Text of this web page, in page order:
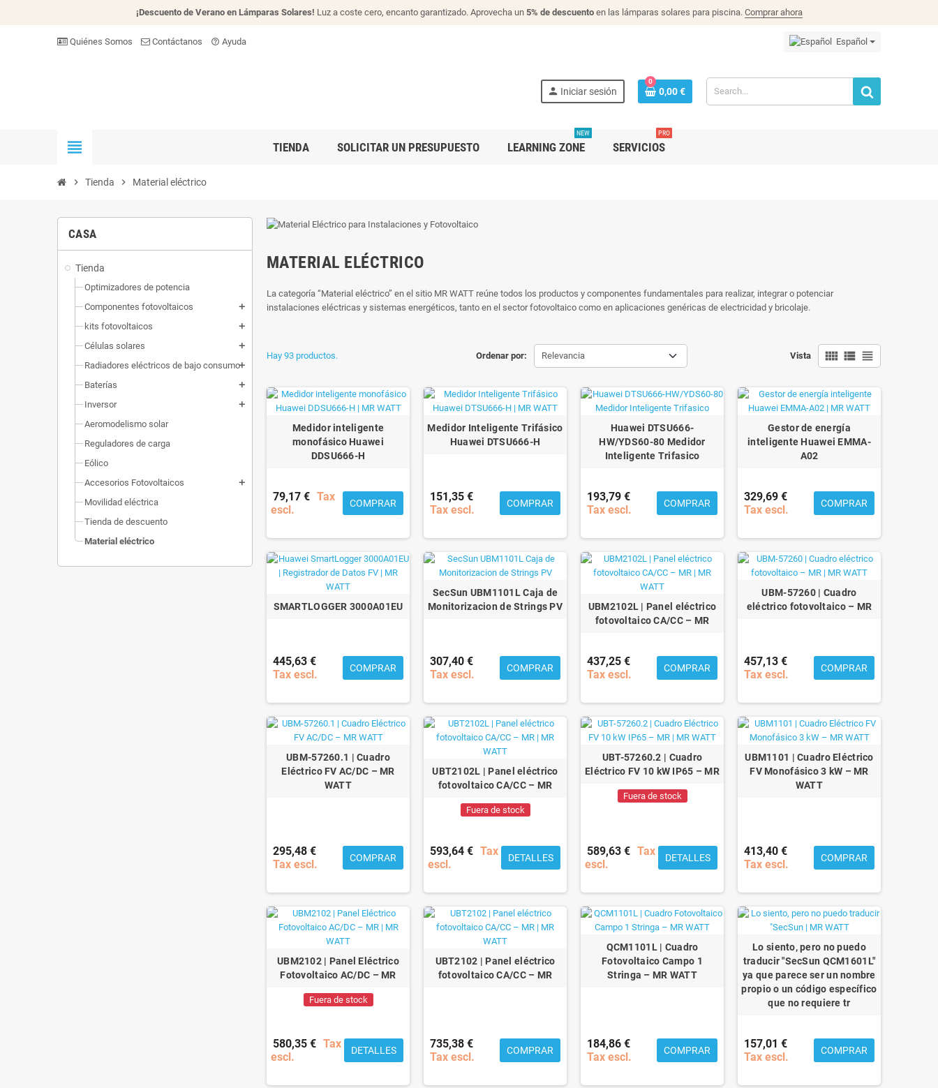
¡Descuento de Verano en Lámparas Solares! Luz a coste cero, encanto garantizado. Aprovecha un 5% de descuentoen las lámparas solares para piscina. Comprar ahora
Quiénes Somos Contáctanos help_outline Ayuda Español
person Iniciar sesión
0
0,00 €
view_headline TIENDA SOLICITAR UN PRESUPUESTO LEARNING ZONE
NEW
SERVICIOS
PRO
chevron_right Tienda chevron_right Material eléctrico
CASA
Tienda
Optimizadores de potencia
Componentes fotovoltaicos
add
kits fotovoltaicos add
Células solares add
Radiadores eléctricos de bajo consumoadd
Baterías add
Inversor add
Aeromodelismo solar
Reguladores de carga
Eólico
Accesorios Fotovoltaicos
add
Movilidad eléctrica
Tienda de descuento
Material eléctrico
MATERIAL ELÉCTRICO
La categoría “Material eléctrico” en el sitio MR WATT reúne todos los productos y componentes fundamentales para realizar, integrar o potenciar
instalaciones eléctricas y sistemas energéticos, tanto en el sector fotovoltaico como en aplicaciones genéricas de electricidad y bricolaje.
Ordenar por: Relevancia Vista view_comfy view_list view_headline
Hay 93 productos.
Medidor inteligente
monofásico Huawei
DDSU666-H
79,17 € Tax
escl.
COMPRAR
Medidor Inteligente Trifásico
Huawei DTSU666-H
151,35 €
Tax escl.
COMPRAR
Huawei DTSU666-
HW/YDS60-80 Medidor
Inteligente Trifasico
193,79 €
Tax escl.
COMPRAR
Gestor de energía
inteligente Huawei EMMA-
A02
329,69 €
Tax escl.
COMPRAR
SMARTLOGGER 3000A01EU
445,63 €
Tax escl.
COMPRAR
SecSun UBM1101L Caja de
Monitorizacion de Strings PV
307,40 €
Tax escl.
COMPRAR
UBM2102L | Panel eléctrico
fotovoltaico CA/CC – MR
437,25 €
Tax escl.
COMPRAR
UBM-57260 | Cuadro
eléctrico fotovoltaico – MR
457,13 €
Tax escl.
COMPRAR
UBM-57260.1 | Cuadro
Eléctrico FV AC/DC – MR
WATT
295,48 €
Tax escl.
COMPRAR
UBT2102L | Panel eléctrico
fotovoltaico CA/CC – MR
Fuera de stock
593,64 € Tax
escl.
DETALLES
UBT-57260.2 | Cuadro
Eléctrico FV 10 kW IP65 – MR
Fuera de stock
589,63 € Tax
escl.
DETALLES
UBM1101 | Cuadro Eléctrico
FV Monofásico 3 kW – MR
WATT
413,40 €
Tax escl.
COMPRAR
UBM2102 | Panel Eléctrico
Fotovoltaico AC/DC – MR
Fuera de stock
580,35 € Tax
escl.
DETALLES
UBT2102 | Panel eléctrico
fotovoltaico CA/CC – MR
735,38 €
Tax escl.
COMPRAR
QCM1101L | Cuadro
Fotovoltaico Campo 1
Stringa – MR WATT
184,86 €
Tax escl.
COMPRAR
Lo siento, pero no puedo
traducir "SecSun QCM1601L"
ya que parece ser un nombre
propio o un código específico
que no requiere tr
157,01 €
Tax escl.
COMPRAR